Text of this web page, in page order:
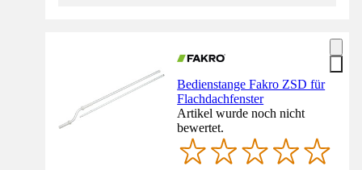
Bedienstange Fakro ZSD für
Flachdachfenster
Artikel wurde noch nicht
bewertet.